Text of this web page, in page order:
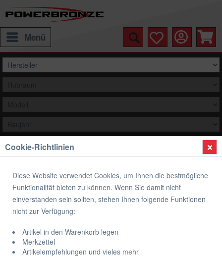
Menü
Auswählen
Übersicht Elektrik
LED Hauptscheinwerfer mit Kurvenlicht 7
Zoll, 200mm Typ 8
Cookie-Richtlinien
Diese Website verwendet Cookies, um Ihnen die bestmögliche
Funktionalität bieten zu können. Wenn Sie damit nicht
einverstanden sein sollten, stehen Ihnen folgende Funktionen
nicht zur Verfügung:
Artikel in den Warenkorb legen
Merkzettel
Artikelempfehlungen und vieles mehr